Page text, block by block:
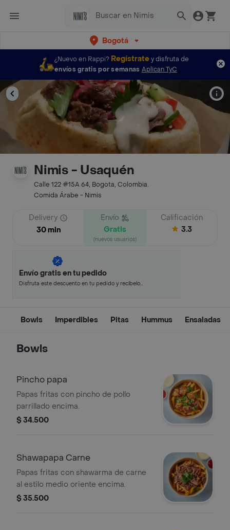
Bogotá
¿Nuevo en Rappi? Regístratey disfruta de
envíos gratis por semanas Aplican TyC
Nimis - Usaquén
Calle 122 #15A 64, Bogota, Colombia.
Comida Árabe - Nimis
Delivery
30 min
Envío
Gratis
(nuevos usuarios)
Calificación
3.3
Envío gratis en tu pedido
Disfruta este descuento en tu pedido y recíbelo
Bowls Imperdibles Pitas Hummus Ensaladas
Bowls
Pincho papa
Papas fritas con pincho de pollo
parrillado encima.
$ 34.500
Shawapapa Carne
Papas fritas con shawarma de carne
al estilo medio oriente encima.
$ 35.500